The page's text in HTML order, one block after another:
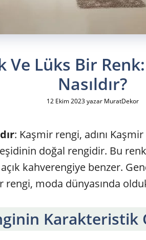
Ve Lüks Bir
Nasıldır?
12 Ekim 2023yazar MuratDekor
: Kaşmir rengi, adını
doğal rengidir. Bu
kahverengiye benzer.
rengi, moda dünyasında
Karakteristik